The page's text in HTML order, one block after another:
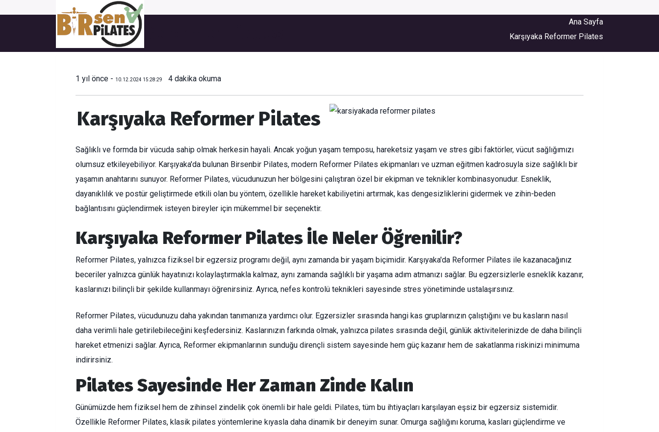
Karşıyaka Reformer Pilates
Ana Sayfa
Karşıyaka Reformer Pilates
1 yıl önce - 10.12.2024 15:28:29 4 dakika okuma
Karşıyaka Reformer Pilates
Sağlıklı ve formda bir vücuda sahip olmak herkesin hayali. Ancak yoğun yaşam temposu, hareketsiz yaşam ve stres gibi faktörler, vücut sağlığımızı
olumsuz etkileyebiliyor. Karşıyaka'da bulunan Birsenbir Pilates, modern Reformer Pilates ekipmanları ve uzman eğitmen kadrosuyla size sağlıklı bir
yaşamın anahtarını sunuyor. Reformer Pilates, vücudunuzun her bölgesini çalıştıran özel bir ekipman ve teknikler kombinasyonudur. Esneklik,
dayanıklılık ve postür geliştirmede etkili olan bu yöntem, özellikle hareket kabiliyetini artırmak, kas dengesizliklerini gidermek ve zihin-beden
bağlantısını güçlendirmek isteyen bireyler için mükemmel bir seçenektir.
Karşıyaka Reformer Pilates İle Neler Öğrenilir?
Reformer Pilates, yalnızca fiziksel bir egzersiz programı değil, aynı zamanda bir yaşam biçimidir. Karşıyaka'da Reformer Pilates ile kazanacağınız
beceriler yalnızca günlük hayatınızı kolaylaştırmakla kalmaz, aynı zamanda sağlıklı bir yaşama adım atmanızı sağlar. Bu egzersizlerle esneklik kazanır,
kaslarınızı bilinçli bir şekilde kullanmayı öğrenirsiniz. Ayrıca, nefes kontrolü teknikleri sayesinde stres yönetiminde ustalaşırsınız.
Reformer Pilates, vücudunuzu daha yakından tanımanıza yardımcı olur. Egzersizler sırasında hangi kas gruplarınızın çalıştığını ve bu kasların nasıl
daha verimli hale getirilebileceğini keşfedersiniz. Kaslarınızın farkında olmak, yalnızca pilates sırasında değil, günlük aktivitelerinizde de daha bilinçli
hareket etmenizi sağlar. Ayrıca, Reformer ekipmanlarının sunduğu dirençli sistem sayesinde hem güç kazanır hem de sakatlanma riskinizi minimuma
indirirsiniz.
Pilates Sayesinde Her Zaman Zinde Kalın
Günümüzde hem fiziksel hem de zihinsel zindelik çok önemli bir hale geldi. Pilates, tüm bu ihtiyaçları karşılayan eşsiz bir egzersiz sistemidir.
Özellikle Reformer Pilates, klasik pilates yöntemlerine kıyasla daha dinamik bir deneyim sunar. Omurga sağlığını koruma, kasları güçlendirme ve